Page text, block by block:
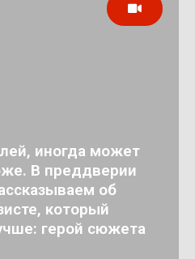
иногда может
В преддверии
об
который
герой сюжета